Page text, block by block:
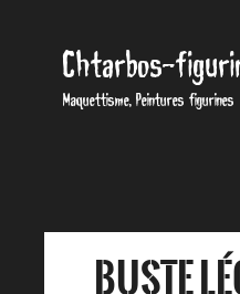
Chtarbos-
Maquettisme, Peintures figurines
Buste